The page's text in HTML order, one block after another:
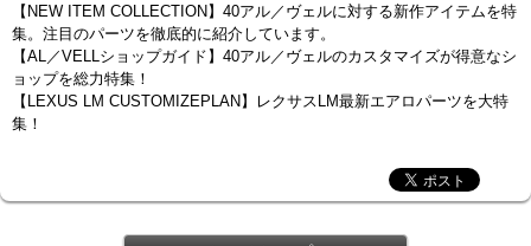
【NEW ITEM COLLECTION】40アル／ヴェルに対する新作アイテムを特
集。注目のパーツを徹底的に紹介しています。
【AL／VELLショップガイド】40アル／ヴェルのカスタマイズが得意なシ
ョップを総力特集！
【LEXUS LM CUSTOMIZEPLAN】レクサスLM最新エアロパーツを大特
集！